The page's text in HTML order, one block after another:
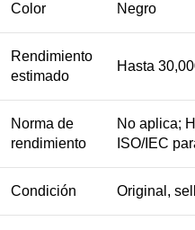
Color Negro
Rendimiento
estimado
Hasta
Norma de
rendimiento
No aplica;
ISO/IEC
Condición Original,